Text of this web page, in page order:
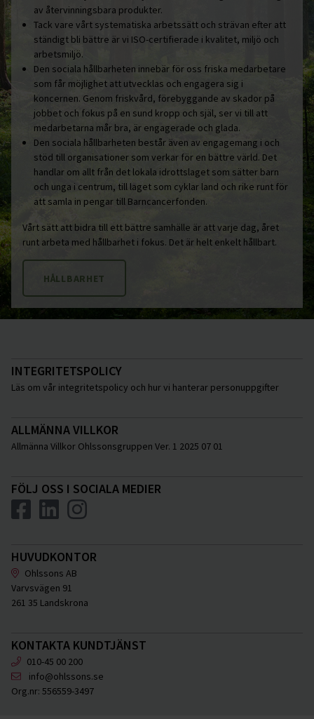
av återvinningsbara produkter.
Tack vare vårt systematiska arbetssätt och strävan efter att
ständigt bli bättre är vi ISO-certifierade i kvalitet, miljö och
arbetsmiljö.
Den sociala hållbarheten innebär för oss friska medarbetare
som får möjlighet att utvecklas och engagera sig i
koncernen. Genom friskvård, förebyggande av skador på
jobbet och fokus på en sund kropp och själ, ser vi till att
medarbetarna mår bra, är engagerade och glada.
Den sociala hållbarheten består även av engagemang i och
stöd till organisationer som verkar för en bättre värld. Det
handlar om allt från det lokala idrottslaget som sätter barn
och unga i centrum, till laget som cyklar land och rike runt för
att samla in pengar till Barncancerfonden.
Vårt sätt att bidra till ett bättre samhälle är att varje dag, året
runt arbeta med hållbarhet i fokus. Det är helt enkelt hållbart.
HÅLLBARHET
INTEGRITETSPOLICY
Läs om vår integritetspolicy och hur vi hanterar personuppgifter
ALLMÄNNA VILLKOR
Allmänna Villkor Ohlssonsgruppen Ver. 1 2025 07 01
FÖLJ OSS I SOCIALA MEDIER
HUVUDKONTOR
Ohlssons AB
Varvsvägen 91
261 35 Landskrona
KONTAKTA KUNDTJÄNST
010-45 00 200
info@ohlssons.se
Org.nr: 556559-3497